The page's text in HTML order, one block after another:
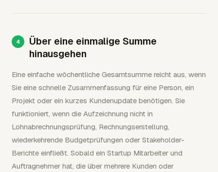
Über eine einmalige Summe
hinausgehen
Eine einfache wöchentliche Gesamtsumme reicht aus, wenn
Sie eine schnelle Zusammenfassung für eine Person, ein
Projekt oder ein kurzes Kundenupdate benötigen. Sie
funktioniert, wenn die Aufzeichnung nicht in
Lohnabrechnungsprüfung, Rechnungserstellung,
wiederkehrende Budgetprüfungen oder Stakeholder-
Berichte einfließt. Sobald ein Startup Mitarbeiter und
Auftragnehmer hat, die über mehrere Kunden oder